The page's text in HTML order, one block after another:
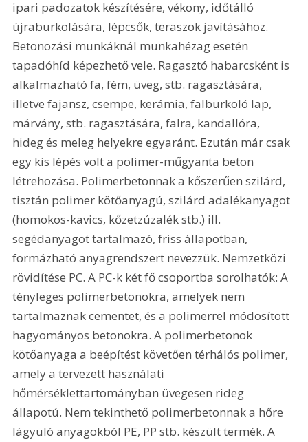
ipari padozatok készítésére, vékony, időtálló
újraburkolására, lépcsők, teraszok javításához.
Betonozási munkáknál munkahézag esetén
tapadóhíd képezhető vele. Ragasztó habarcsként is
alkalmazható fa, fém, üveg, stb. ragasztására,
illetve fajansz, csempe, kerámia, falburkoló lap,
márvány, stb. ragasztására, falra, kandallóra,
hideg és meleg helyekre egyaránt. Ezután már csak
egy kis lépés volt a polimer-műgyanta beton
létrehozása. Polimerbetonnak a kőszerűen szilárd,
tisztán polimer kötőanyagú, szilárd adalékanyagot
(homokos-kavics, kőzetzúzalék stb.) ill.
segédanyagot tartalmazó, friss állapotban,
formázható anyagrendszert nevezzük. Nemzetközi
rövidítése PC. A PC-k két fő csoportba sorolhatók: A
tényleges polimerbetonokra, amelyek nem
tartalmaznak cementet, és a polimerrel módosított
hagyományos betonokra. A polimerbetonok
kötőanyaga a beépítést követően térhálós polimer,
amely a tervezett használati
hőmérséklettartományban üvegesen rideg
állapotú. Nem tekinthető polimerbetonnak a hőre
lágyuló anyagokból PE, PP stb. készült termék. A